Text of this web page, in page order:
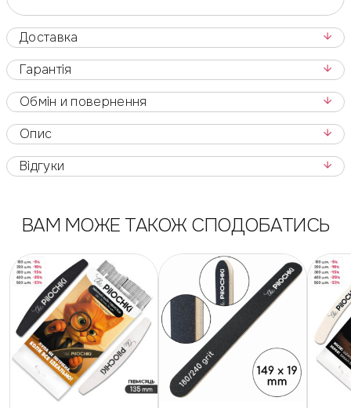
Доставка
Гарантія
Обмін и повернення
Опис
Відгуки
ВАМ МОЖЕ ТАКОЖ СПОДОБАТИСЬ